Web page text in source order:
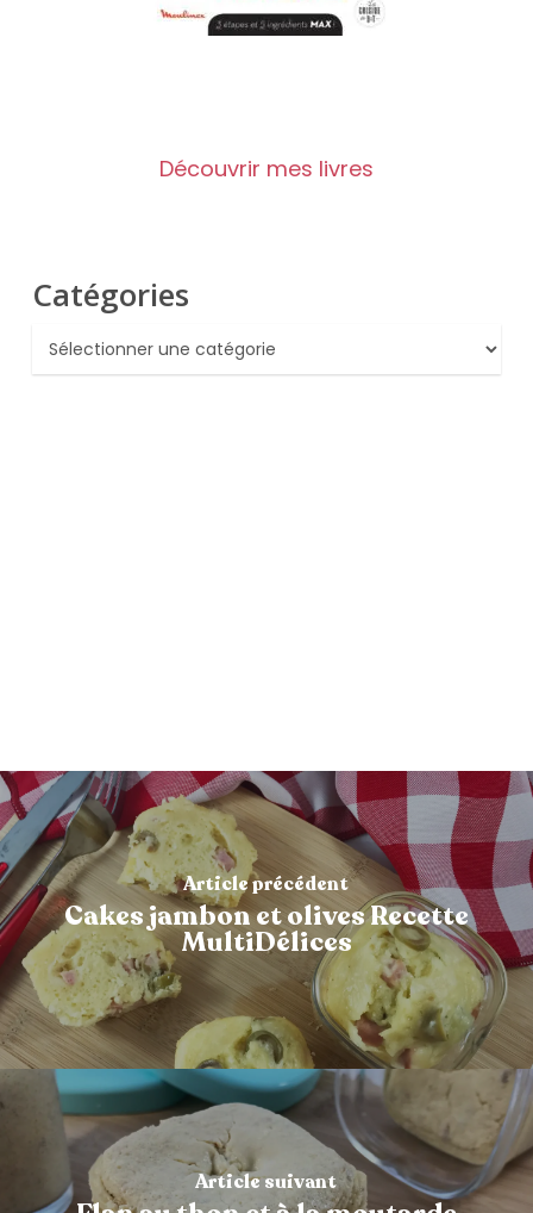
Découvrir mes livres
Catégories
Catégories
Article précédent
Cakes jambon et olives Recette
MultiDélices
Article suivant